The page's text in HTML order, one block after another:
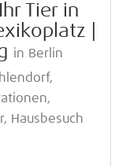
Tier in
|
in Berlin
Hausbesuch